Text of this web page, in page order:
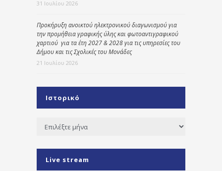
31 Ιουλίου 2026
Προκήρυξη ανοικτού ηλεκτρονικού διαγωνισμού για
την προμήθεια γραφικής ύλης και φωτοαντιγραφικού
χαρτιού για τα έτη 2027 & 2028 για τις υπηρεσίες του
Δήμου και τις Σχολικές του Μονάδες
21 Ιουλίου 2026
Ιστορικό
Ιστορικό
Live stream